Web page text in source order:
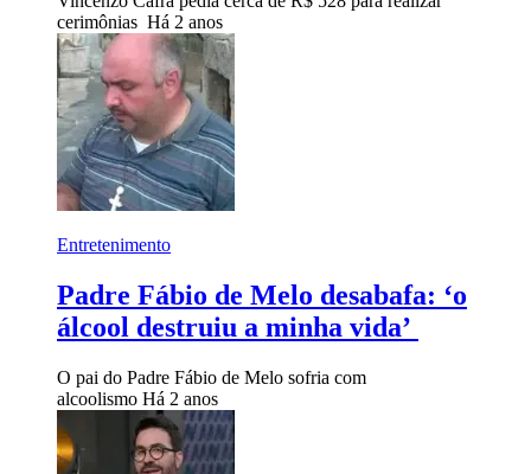
cerimônias Há 2 anos
Entretenimento
Padre Fábio de Melo desabafa: ‘o
álcool destruiu a minha vida’
O pai do Padre Fábio de Melo sofria com
alcoolismo Há 2 anos